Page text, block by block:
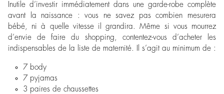
Inutile d’investir immédiatement dans une garde-robe complète
avant la naissance : vous ne savez pas combien mesurera
bébé, ni à quelle vitesse il grandira. Même si vous mourrez
d’envie de faire du shopping, contentez-vous d’acheter les
indispensables de la liste de maternité. Il s’agit au minimum de :
7 body
7 pyjamas
3 paires de chaussettes